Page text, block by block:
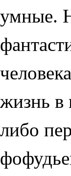
умные.
жизнь в
либо